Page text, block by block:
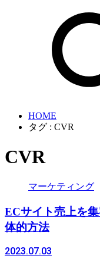
HOME
タグ : CVR
CVR
マーケティング
ECサイト売上を
体的方法
2023.07.03